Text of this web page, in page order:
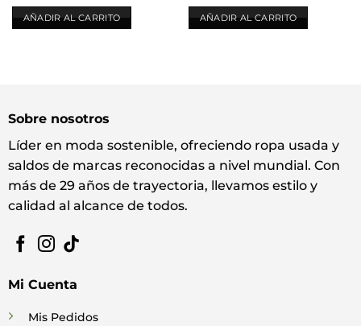
AÑADIR AL CARRITO AÑADIR AL CARRITO
Sobre nosotros
Líder en moda sostenible, ofreciendo ropa usada y
saldos de marcas reconocidas a nivel mundial. Con
más de 29 años de trayectoria, llevamos estilo y
calidad al alcance de todos.
Mi Cuenta
Mis Pedidos